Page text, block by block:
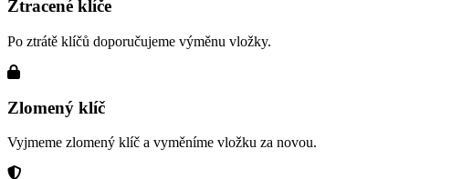
Ztracené klíče
Po ztrátě klíčů doporučujeme výměnu vložky.
Zlomený klíč
Vyjmeme zlomený klíč a vyměníme vložku za novou.